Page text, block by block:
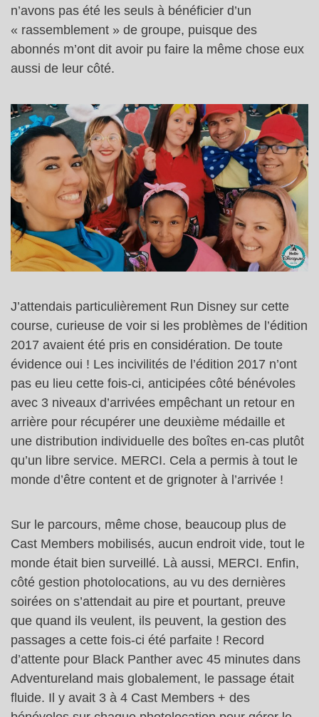
n’avons pas été les seuls à bénéficier d’un
« rassemblement » de groupe, puisque des
abonnés m’ont dit avoir pu faire la même chose eux
aussi de leur côté.
J’attendais particulièrement Run Disney sur cette
course, curieuse de voir si les problèmes de l’édition
2017 avaient été pris en considération. De toute
évidence oui ! Les incivilités de l’édition 2017 n’ont
pas eu lieu cette fois-ci, anticipées côté bénévoles
avec 3 niveaux d’arrivées empêchant un retour en
arrière pour récupérer une deuxième médaille et
une distribution individuelle des boîtes en-cas plutôt
qu’un libre service. MERCI. Cela a permis à tout le
monde d’être content et de grignoter à l’arrivée !
Sur le parcours, même chose, beaucoup plus de
Cast Members mobilisés, aucun endroit vide, tout le
monde était bien surveillé. Là aussi, MERCI. Enfin,
côté gestion photolocations, au vu des dernières
soirées on s’attendait au pire et pourtant, preuve
que quand ils veulent, ils peuvent, la gestion des
passages a cette fois-ci été parfaite ! Record
d’attente pour Black Panther avec 45 minutes dans
Adventureland mais globalement, le passage était
fluide. Il y avait 3 à 4 Cast Members + des